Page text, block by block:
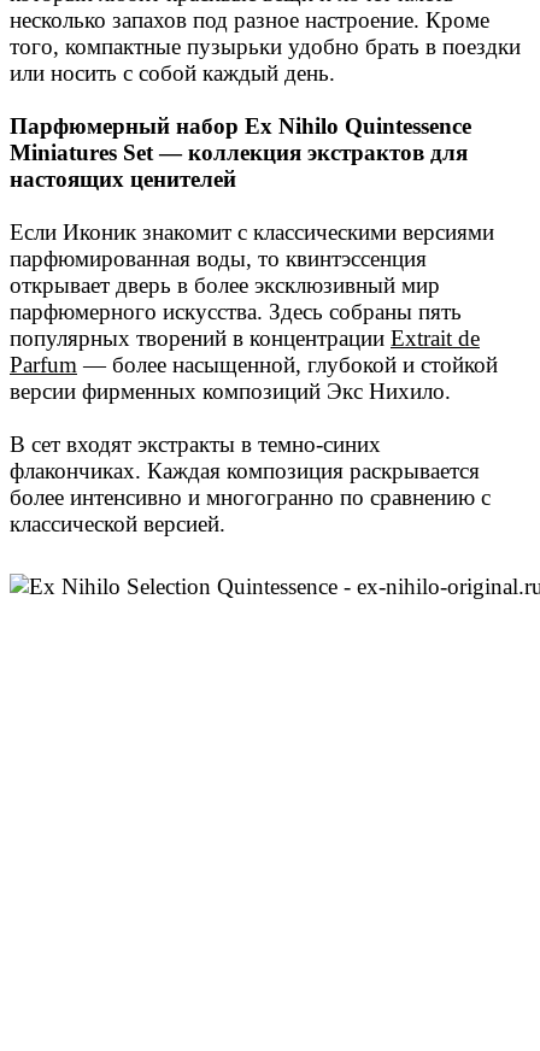
несколько запахов под разное настроение. Кроме
того, компактные пузырьки удобно брать в поездки
или носить с собой каждый день.
Парфюмерный набор Ex Nihilo Quintessence
Miniatures Set — коллекция экстрактов для
настоящих ценителей
Если Иконик знакомит с классическими версиями
парфюмированная воды, то квинтэссенция
открывает дверь в более эксклюзивный мир
парфюмерного искусства. Здесь собраны пять
популярных творений в концентрации Extrait de
Parfum — более насыщенной, глубокой и стойкой
версии фирменных композиций Экс Нихило.
В сет входят экстракты в темно-синих
флакончиках. Каждая композиция раскрывается
более интенсивно и многогранно по сравнению с
классической версией.